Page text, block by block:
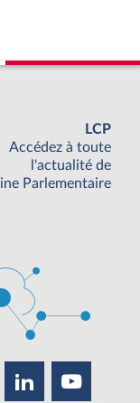
LCP
Accédez à toute
l'actualité de
Parlementaire